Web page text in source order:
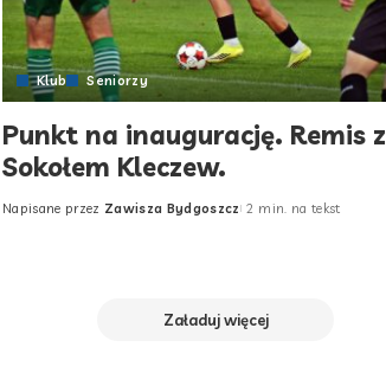
Klub Seniorzy
Punkt na inaugurację. Remis z
Sokołem Kleczew.
Posted
Napisane przez Zawisza Bydgoszcz 2 min. na tekst
Załaduj więcej